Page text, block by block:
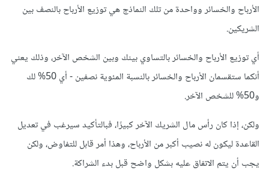
الأرباح والخسائر وواحدة من تلك النماذج هي توزيع الأرباح بالنصف بين
الشريكين.
أي توزيع الأرباح والخسائر بالتساوي بينك وبين الشخص الآخر، وذلك يعني
أنكما ستقسمان الأرباح والخسائر بالنسبة المئوية نصفين - أي 50% لك
و50% للشخص الآخر.
ولكن، إذا كان رأس مال الشريك الآخر كبيرًا، فبالتأكيد سيرغب في تعديل
القاعدة ليكون له نصيب أكبر من الأرباح، وهذا أمر قابل للتفاوض، ولكن
يجب أن يتم الاتفاق عليه بشكل واضح قبل بدء الشراكة.